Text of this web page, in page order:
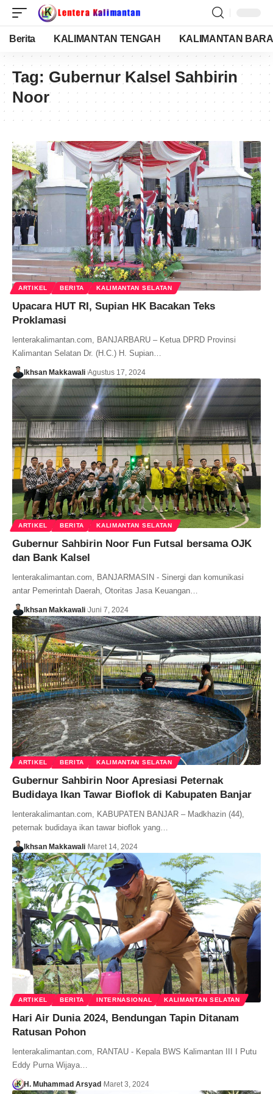
Berita KALIMANTAN TENGAH KALIMANTAN
Tag: Gubernur Kalsel Sahbirin
Noor
ARTIKEL BERITA KALIMANTAN SELATAN
Upacara HUT RI, Supian HK Bacakan Teks
Proklamasi
lenterakalimantan.com, BANJARBARU – Ketua DPRD Provinsi
Kalimantan Selatan Dr. (H.C.) H. Supian…
Ikhsan Makkawali Agustus 17, 2024
ARTIKEL BERITA KALIMANTAN SELATAN
Gubernur Sahbirin Noor Fun Futsal bersama OJK
dan Bank Kalsel
lenterakalimantan.com, BANJARMASIN - Sinergi dan komunikasi
antar Pemerintah Daerah, Otoritas Jasa Keuangan…
Ikhsan Makkawali Juni 7, 2024
ARTIKEL BERITA KALIMANTAN SELATAN
Gubernur Sahbirin Noor Apresiasi Peternak
Budidaya Ikan Tawar Bioflok di Kabupaten Banjar
lenterakalimantan.com, KABUPATEN BANJAR – Madkhazin (44),
peternak budidaya ikan tawar bioflok yang…
Ikhsan Makkawali Maret 14, 2024
ARTIKEL BERITA INTERNASIONAL KALIMANTAN SELATAN
Hari Air Dunia 2024, Bendungan Tapin Ditanam
Ratusan Pohon
lenterakalimantan.com, RANTAU - Kepala BWS Kalimantan III I Putu
Eddy Purna Wijaya…
H. Muhammad Arsyad Maret 3, 2024